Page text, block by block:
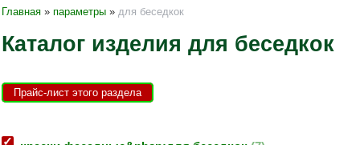
Главная » параметры » для беседкок
Каталог изделия для беседкок
Прайс-лист этого раздела